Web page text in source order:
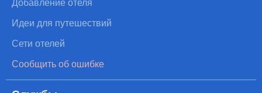
Идеи для путешествий
Сети отелей
Сообщить об ошибке